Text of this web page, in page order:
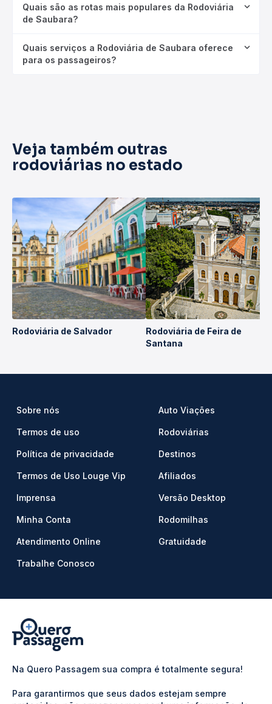
Quais são as rotas mais populares da Rodoviária
de Saubara?
Quais serviços a Rodoviária de Saubara oferece
para os passageiros?
Veja também outras
rodoviárias no estado
Rodoviária de Salvador
Rodoviária de Feira de
Santana
Sobre nós
Termos de uso
Política de privacidade
Termos de Uso Louge Vip
Imprensa
Minha Conta
Atendimento Online
Trabalhe Conosco
Auto Viações
Rodoviárias
Destinos
Afiliados
Versão Desktop
Rodomilhas
Gratuidade
Na Quero Passagem sua compra é totalmente segura!
Para garantirmos que seus dados estejam sempre